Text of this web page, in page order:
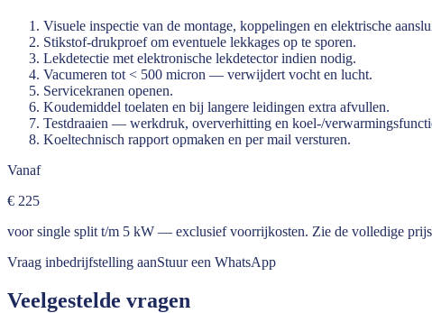
Visuele inspectie van de montage, koppelingen en elektrische
Stikstof-drukproef om eventuele lekkages op te sporen.
Lekdetectie met elektronische lekdetector indien nodig.
Vacumeren tot < 500 micron — verwijdert vocht en lucht.
Servicekranen openen.
Koudemiddel toelaten en bij langere leidingen extra afvullen.
Testdraaien — werkdruk, oververhitting en koel-/
Koeltechnisch rapport opmaken en per mail versturen.
Vanaf
€ 225
voor single split t/m 5 kW — exclusief voorrijkosten. Zie de volledige
Vraag inbedrijfstelling aanStuur een WhatsApp
Veelgestelde vragen